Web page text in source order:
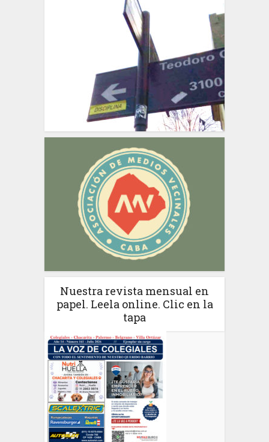
Nuestra revista mensual en
papel. Leela online. Clic en la
tapa